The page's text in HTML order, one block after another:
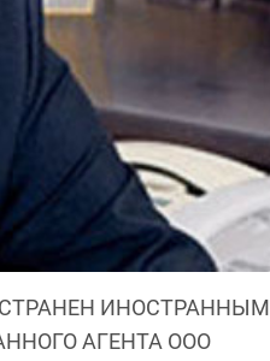
ИНОСТРАННЫМ
АГЕНТА ООО